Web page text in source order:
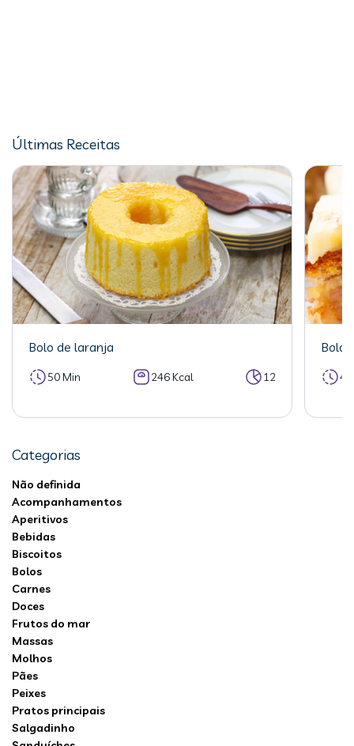
Últimas Receitas
Bolo de laranja
50 Min 246 Kcal 12
Bolo
Categorias
Não definida
Acompanhamentos
Aperitivos
Bebidas
Biscoitos
Bolos
Carnes
Doces
Frutos do mar
Massas
Molhos
Pães
Peixes
Pratos principais
Salgadinho